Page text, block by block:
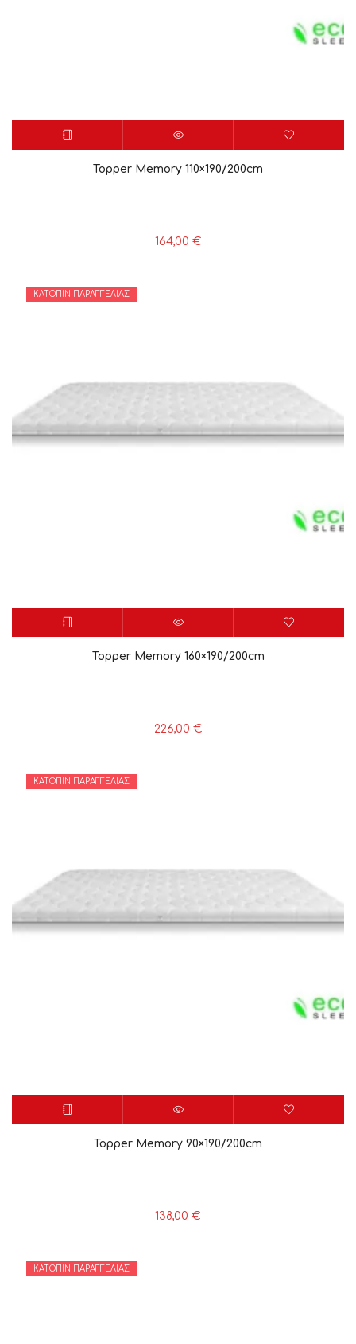
Topper Memory 110×190/200cm
164,00 €
ΚΑΤΌΠΙΝ ΠΑΡΑΓΓΕΛΊΑΣ
Topper Memory 160×190/200cm
226,00 €
ΚΑΤΌΠΙΝ ΠΑΡΑΓΓΕΛΊΑΣ
Topper Memory 90×190/200cm
138,00 €
ΚΑΤΌΠΙΝ ΠΑΡΑΓΓΕΛΊΑΣ